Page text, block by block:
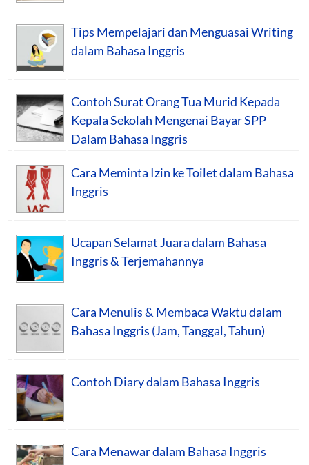
Tips Mempelajari dan Menguasai Writing
dalam Bahasa Inggris
Contoh Surat Orang Tua Murid Kepada
Kepala Sekolah Mengenai Bayar SPP
Dalam Bahasa Inggris
Cara Meminta Izin ke Toilet dalam Bahasa
Inggris
Ucapan Selamat Juara dalam Bahasa
Inggris & Terjemahannya
Cara Menulis & Membaca Waktu dalam
Bahasa Inggris (Jam, Tanggal, Tahun)
Contoh Diary dalam Bahasa Inggris
Cara Menawar dalam Bahasa Inggris